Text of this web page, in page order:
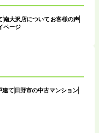
南大沢店について お客様の声
ページ
建て 日野市の中古マンション